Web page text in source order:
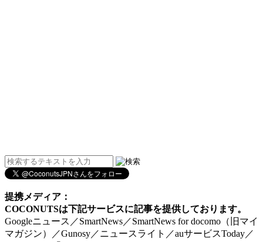
提携メディア：
COCONUTSは下記サービスに記事を提供しております。
Googleニュース／SmartNews／SmartNews for docomo（旧マイ
マガジン）／Gunosy／ニュースライト／auサービスToday／